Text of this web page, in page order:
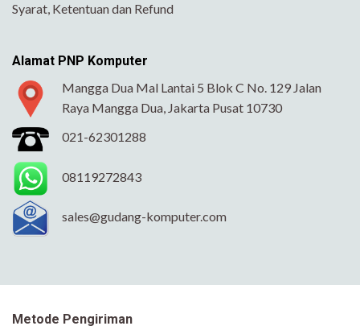
Syarat, Ketentuan dan Refund
Alamat PNP Komputer
Mangga Dua Mal Lantai 5 Blok C No. 129 Jalan
Raya Mangga Dua, Jakarta Pusat 10730
021-62301288
08119272843
sales@gudang-komputer.com
Metode Pengiriman